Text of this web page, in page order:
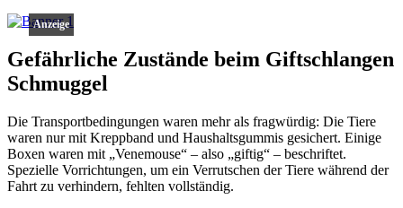
Anzeige
Gefährliche Zustände beim Giftschlangen
Schmuggel
Die Transportbedingungen waren mehr als fragwürdig: Die Tiere
waren nur mit Kreppband und Haushaltsgummis gesichert. Einige
Boxen waren mit „Venemouse“ – also „giftig“ – beschriftet.
Spezielle Vorrichtungen, um ein Verrutschen der Tiere während der
Fahrt zu verhindern, fehlten vollständig.